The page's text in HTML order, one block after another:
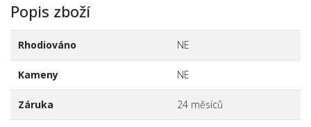
Popis zboží
Rhodiováno NE
Kameny NE
Záruka 24 měsíců